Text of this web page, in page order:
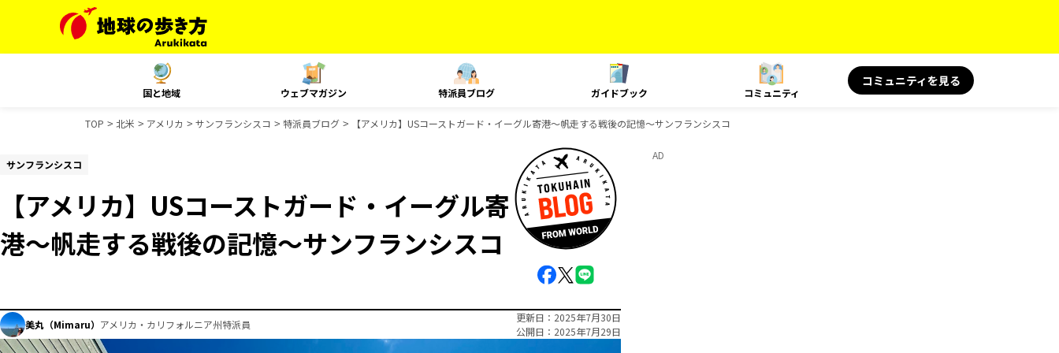
国と地域 ウェブマガジン 特派員ブログ ガイドブック コミュニティ
コミュニティを見る
TOP 北米 アメリカ サンフランシスコ 特派員ブログ 【アメリカ】USコーストガード・イーグル寄港〜帆走する戦後の記憶〜サンフランシスコ
サンフランシスコ
【アメリカ】USコーストガード・イーグル寄
港〜帆走する戦後の記憶〜サンフランシスコ
美丸（Mimaru） アメリカ・カリフォルニア州特派員
更新日
2025年7月30日
公開日
2025年7月29日
AD